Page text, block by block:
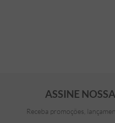
ASSINE
Receba promoções,